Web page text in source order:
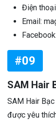
Điện
Email:
#09
SAM Hair
SAM Hair
được yêu